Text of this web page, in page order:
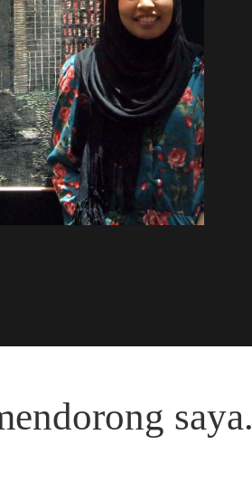
saya.